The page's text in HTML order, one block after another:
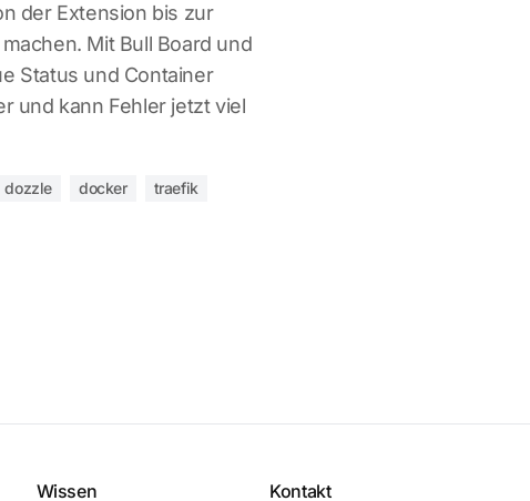
der Extension bis zur
Mit Bull Board und
Status und Container
und kann Fehler jetzt viel
dozzle docker
traefik
Wissen Kontakt